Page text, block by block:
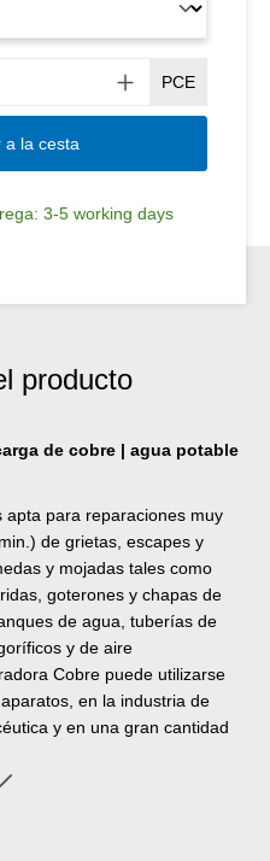
PCE
a la cesta
3-5 working days
producto
de cobre | agua potable
apta para reparaciones muy
de grietas, escapes y
y mojadas tales como
goterones y chapas de
de agua, tuberías de
y de aire
Cobre puede utilizarse
en la industria de
y en una gran cantidad